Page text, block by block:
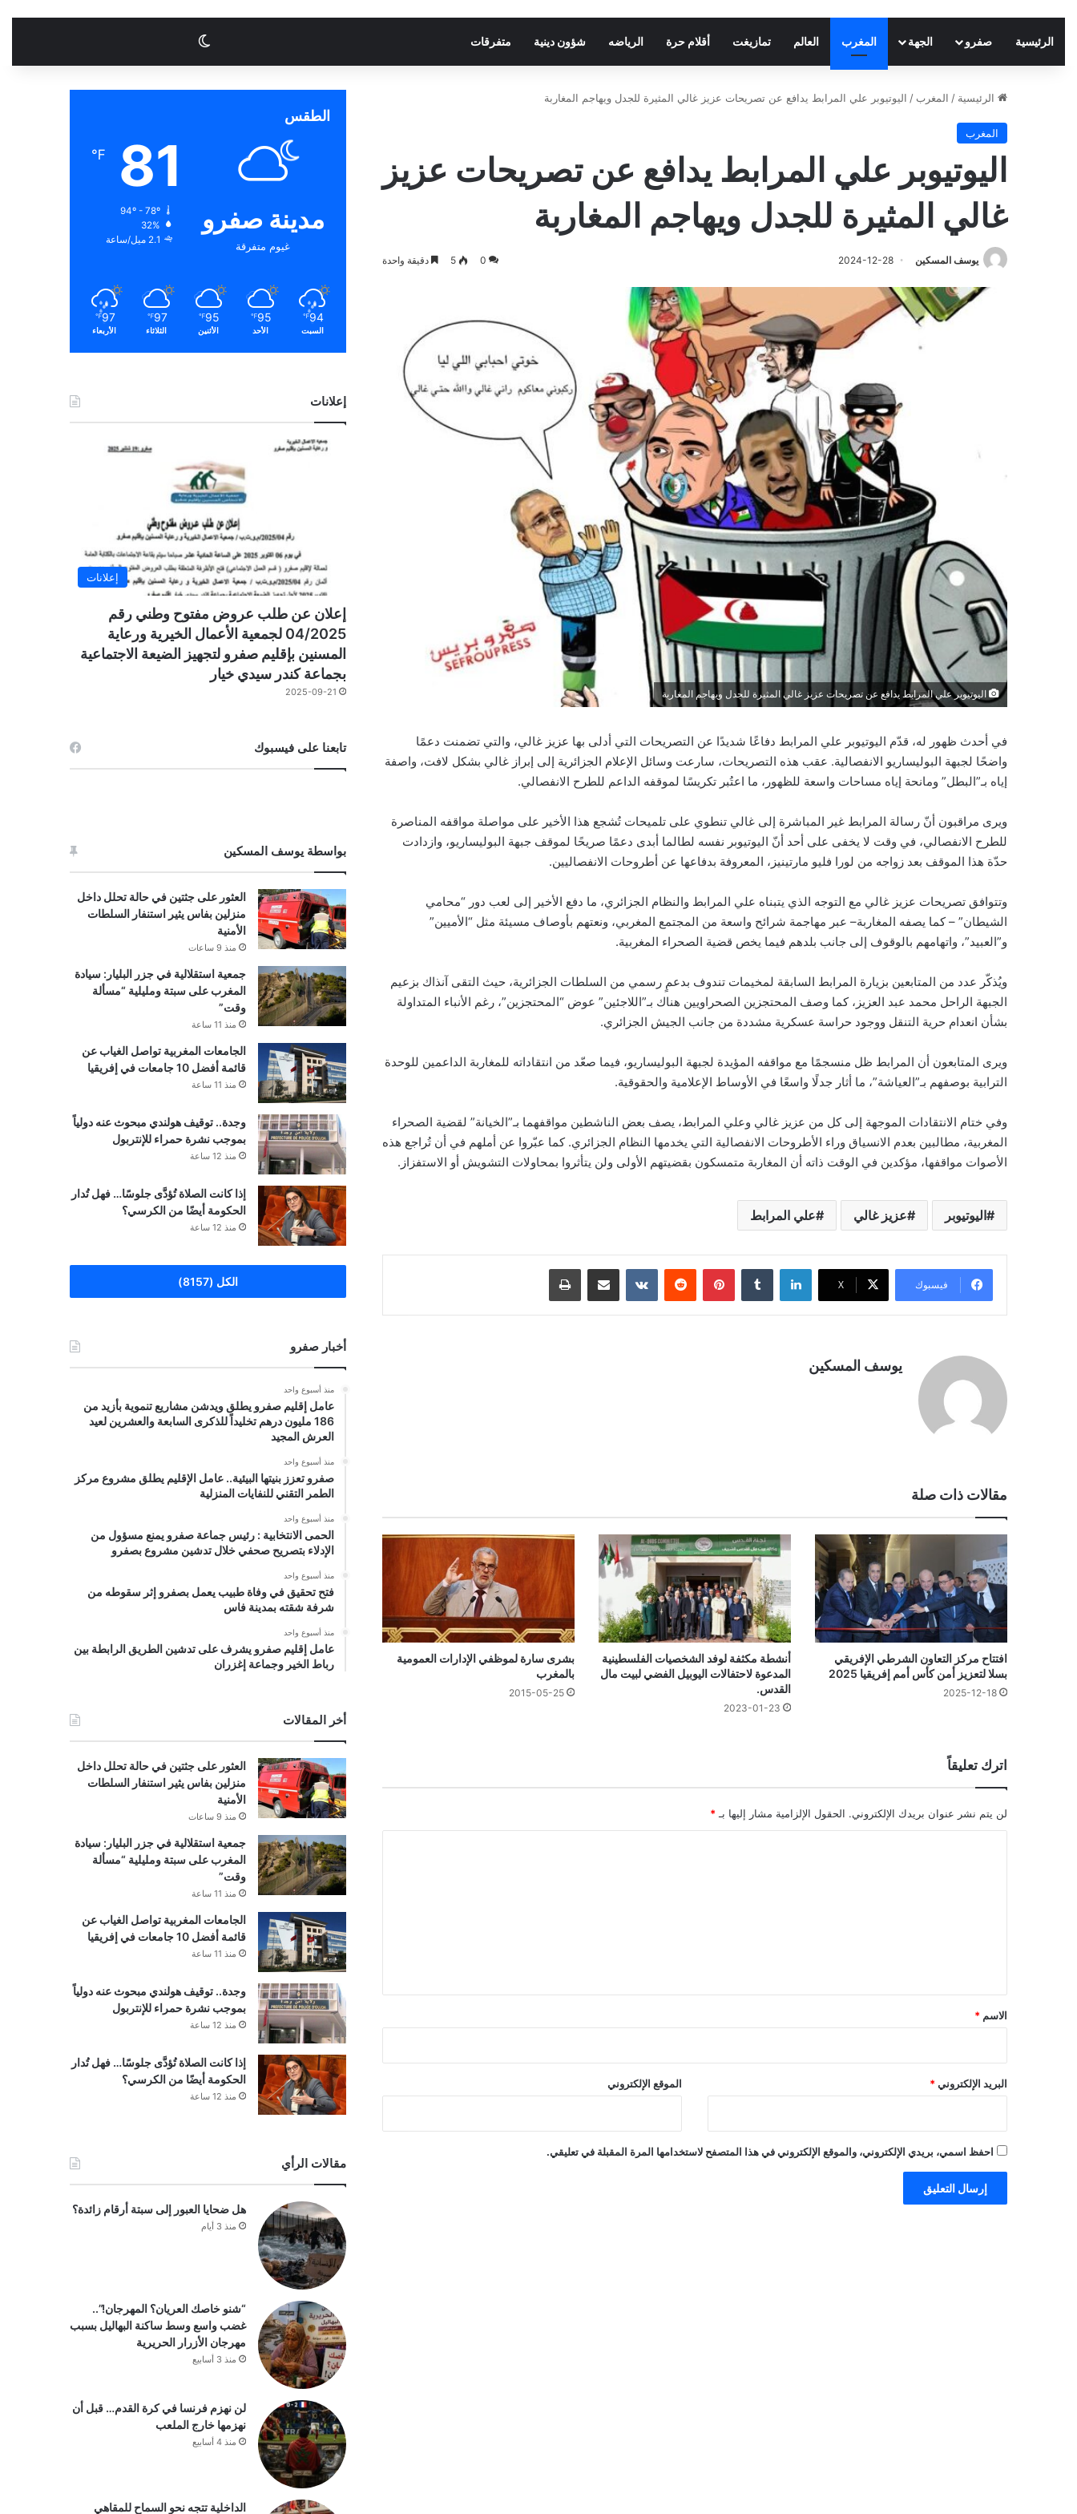
الرئيسية صفرو الجهة المغرب العالم تمازيغت أقلام حرة الرياضه شؤون دينية متفرقات الوضع المظلم
الرئيسية / المغرب / اليوتيوبر علي المرابط يدافع عن تصريحات عزيز غالي المثيرة للجدل ويهاجم المغاربة
المغرب
اليوتيوبر علي المرابط يدافع عن تصريحات عزيز
غالي المثيرة للجدل ويهاجم المغاربة
يوسف المسكين 2024-12-28
0
5 دقيقة واحدة
اليوتيوبر علي المرابط يدافع عن تصريحات عزيز غالي المثيرة للجدل ويهاجم المغاربة
في أحدث ظهور له، قدّم اليوتيوبر علي المرابط دفاعًا شديدًا عن التصريحات التي أدلى بها عزيز غالي، والتي تضمنت دعمًا
واضحًا لجبهة البوليساريو الانفصالية. عقب هذه التصريحات، سارعت وسائل الإعلام الجزائرية إلى إبراز غالي بشكل لافت، واصفة
إياه بـ”البطل” ومانحة إياه مساحات واسعة للظهور، ما اعتُبر تكريسًا لموقفه الداعم للطرح الانفصالي.
ويرى مراقبون أنّ رسالة المرابط غير المباشرة إلى غالي تنطوي على تلميحات تُشجع هذا الأخير على مواصلة مواقفه المناصرة
للطرح الانفصالي، في وقت لا يخفى على أحد أنّ اليوتيوبر نفسه لطالما أبدى دعمًا صريحًا لموقف جبهة البوليساريو، وازدادت
حدّة هذا الموقف بعد زواجه من لورا فليو مارتينيز، المعروفة بدفاعها عن أطروحات الانفصاليين.
وتتوافق تصريحات عزيز غالي مع التوجه الذي يتبناه علي المرابط والنظام الجزائري، ما دفع الأخير إلى لعب دور “محامي
الشيطان” – كما يصفه المغاربة– عبر مهاجمة شرائح واسعة من المجتمع المغربي، ونعتهم بأوصاف مسيئة مثل “الأميين”
و”العبيد”، واتهامهم بالوقوف إلى جانب بلدهم فيما يخص قضية الصحراء المغربية.
ويُذكّر عدد من المتابعين بزيارة المرابط السابقة لمخيمات تندوف بدعمٍ رسمي من السلطات الجزائرية، حيث التقى آنذاك بزعيم
الجبهة الراحل محمد عبد العزيز، كما وصف المحتجزين الصحراويين هناك بـ”اللاجئين” عوض “المحتجزين”، رغم الأنباء المتداولة
بشأن انعدام حرية التنقل ووجود حراسة عسكرية مشددة من جانب الجيش الجزائري.
ويرى المتابعون أن المرابط ظل منسجمًا مع مواقفه المؤيدة لجبهة البوليساريو، فيما صعّد من انتقاداته للمغاربة الداعمين للوحدة
الترابية بوصفهم بـ”العياشة”، ما أثار جدلًا واسعًا في الأوساط الإعلامية والحقوقية.
وفي ختام الانتقادات الموجهة إلى كل من عزيز غالي وعلي المرابط، يصف بعض الناشطين مواقفهما بـ”الخيانة” لقضية الصحراء
المغربية، مطالبين بعدم الانسياق وراء الأطروحات الانفصالية التي يخدمها النظام الجزائري. كما عبّروا عن أملهم في أن تُراجع هذه
الأصوات مواقفها، مؤكدين في الوقت ذاته أن المغاربة متمسكون بقضيتهم الأولى ولن يتأثروا بمحاولات التشويش أو الاستفزاز.
اليوتيوبر عزيز غالي علي المرابط
فيسبوك ‫X
لينكدإن بينتيريست مشاركة عبر البريد طباعة
يوسف المسكين
مقالات ذات صلة
افتتاح مركز التعاون الشرطي الإفريقي
بسلا لتعزيز أمن كأس أمم إفريقيا 2025
2025-12-18
أنشطة مكثفة لوفد الشخصيات الفلسطينية
المدعوة لاحتفالات اليوبيل الفضي لبيت مال
القدس.
2023-01-23
بشرى سارة لموظفي الإدارات العمومية
بالمغرب
2015-05-25
اترك تعليقاً
لن يتم نشر عنوان بريدك الإلكتروني. الحقول الإلزامية مشار إليها بـ *
*
الاسم *
البريد الإلكتروني * الموقع الإلكتروني
احفظ اسمي، بريدي الإلكتروني، والموقع الإلكتروني في هذا المتصفح لاستخدامها المرة المقبلة في تعليقي.
الطقس
مدينة صفرو
غيوم متفرقة
81
℉
94º - 78º
32%
2.1 ميل/ساعة
94
℉
السبت
95
℉
الأحد
95
℉
الأثنين
97
℉
الثلاثاء
97
℉
الأربعاء
إعلانات
إعلانات
إعلان عن طلب عروض مفتوح وطني رقم
04/2025 لجمعية الأعمال الخيرية ورعاية
المسنين بإقليم صفرو لتجهيز الضيعة الاجتماعية
بجماعة كندر سيدي خيار
2025-09-21
تابعنا على فيسبوك
بواسطة يوسف المسكين
العثور على جثتين في حالة تحلل داخل
منزلين بفاس يثير استنفار السلطات
الأمنية
منذ 9 ساعات
جمعية استقلالية في جزر البليار: سيادة
المغرب على سبتة ومليلية “مسألة
وقت”
منذ 11 ساعة
الجامعات المغربية تواصل الغياب عن
قائمة أفضل 10 جامعات في إفريقيا
منذ 11 ساعة
وجدة.. توقيف هولندي مبحوث عنه دولياً
بموجب نشرة حمراء للإنتربول
منذ 12 ساعة
إذا كانت الصلاة تُؤدَّى جلوسًا… فهل تُدار
الحكومة أيضًا من الكرسي؟
منذ 12 ساعة
الكل (8157)
أخبار صفرو
منذ أسبوع واحد
عامل إقليم صفرو يطلق ويدشن مشاريع تنموية بأزيد من
186 مليون درهم تخليداً للذكرى السابعة والعشرين لعيد
العرش المجيد
منذ أسبوع واحد
صفرو تعزز بنيتها البيئية.. عامل الإقليم يطلق مشروع مركز
الطمر التقني للنفايات المنزلية
منذ أسبوع واحد
الحمى الانتخابية : رئيس جماعة صفرو يمنع مسؤول من
الإدلاء بتصريح صحفي خلال تدشين مشروع بصفرو
منذ أسبوع واحد
فتح تحقيق في وفاة طبيب يعمل بصفرو إثر سقوطه من
شرفة شقته بمدينة فاس
منذ أسبوع واحد
عامل إقليم صفرو يشرف على تدشين الطريق الرابطة بين
رباط الخير وجماعة إغزران
أخر المقالات
العثور على جثتين في حالة تحلل داخل
منزلين بفاس يثير استنفار السلطات
الأمنية
منذ 9 ساعات
جمعية استقلالية في جزر البليار: سيادة
المغرب على سبتة ومليلية “مسألة
وقت”
منذ 11 ساعة
الجامعات المغربية تواصل الغياب عن
قائمة أفضل 10 جامعات في إفريقيا
منذ 11 ساعة
وجدة.. توقيف هولندي مبحوث عنه دولياً
بموجب نشرة حمراء للإنتربول
منذ 12 ساعة
إذا كانت الصلاة تُؤدَّى جلوسًا… فهل تُدار
الحكومة أيضًا من الكرسي؟
منذ 12 ساعة
مقالات الرأي
هل ضحايا العبور إلى سبتة أرقام زائدة؟
منذ 3 أيام
“شنو خاصك العريان؟ المهرجان!”..
غضب واسع وسط ساكنة البهاليل بسبب
مهرجان الأزرار الحريرية
منذ 3 أسابيع
لن نهزم فرنسا في كرة القدم… قبل أن
نهزمها خارج الملعب
منذ 4 أسابيع
الداخلية تتجه نحو السماح للمقاهي